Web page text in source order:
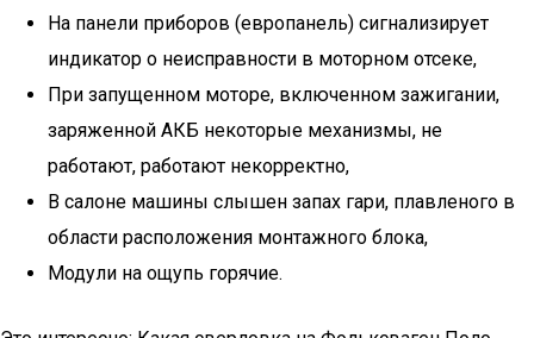
На панели приборов (европанель) сигнализирует
индикатор о неисправности в моторном отсеке,
При запущенном моторе, включенном зажигании,
заряженной АКБ некоторые механизмы, не
работают, работают некорректно,
В салоне машины слышен запах гари, плавленого в
области расположения монтажного блока,
Модули на ощупь горячие.